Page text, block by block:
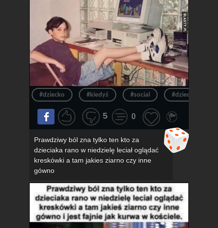
#dziecko #kiedyś #social #dzieciak
5 0
Prawdziwy ból zna tylko ten kto za
dzieciaka rano w niedzielę leciał oglądać
kreskówki a tam jakies ziarno czy inne
gówno